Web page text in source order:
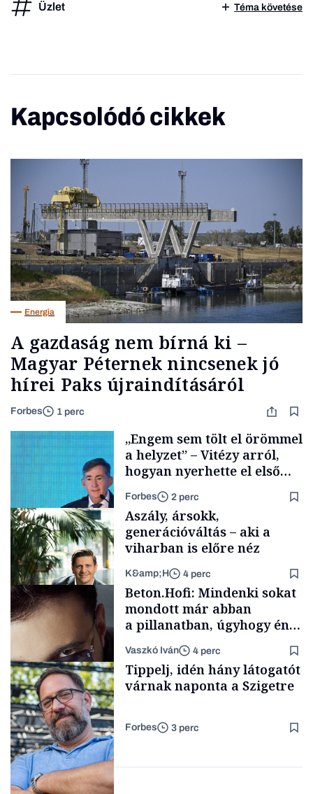
Üzlet Téma követése
Kapcsolódó cikkek
Energia
A gazdaság nem bírná ki –
Magyar Péternek nincsenek jó
hírei Paks újraindításáról
Forbes 1 perc
Elszámoltatás
„Engem sem tölt el örömmel
a helyzet” – Vitézy arról,
hogyan nyerhette el első
tenderét Mészárosék cége a
Tisza-kormány alatt
Forbes 2 perc
TÁMOGATÓI
TARTALOM
Aszály, ársokk,
generációváltás – aki a
viharban is előre néz
K&amp;H 4 perc
Forbes-sztori
Beton.Hofi: Mindenki sokat
mondott már abban
a pillanatban, úgyhogy én
a legsarkosabb
gondolataimat akartam
kimondani
Vaszkó Iván 4 perc
Tippelj, idén hány látogatót
várnak naponta a Szigetre
Forbes 3 perc